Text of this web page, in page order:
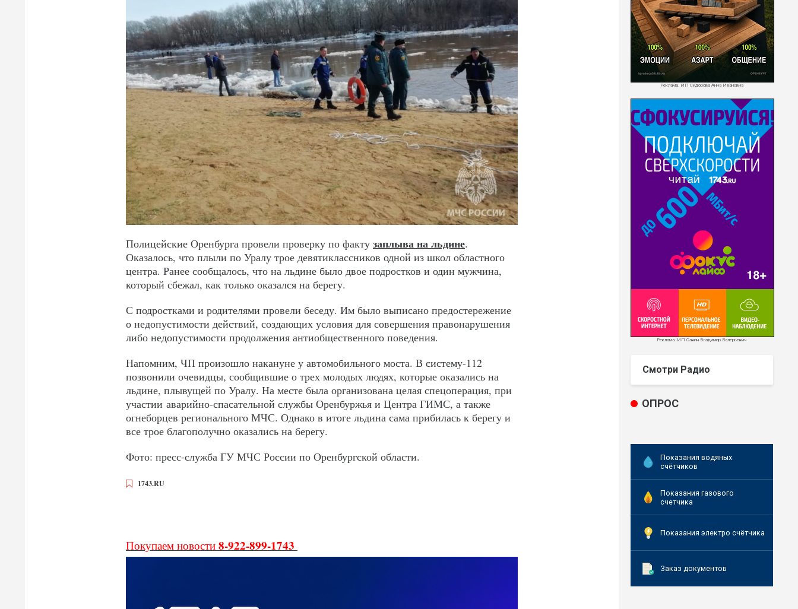
Полицейские Оренбурга провели проверку по факту заплыва на льдине.
Оказалось, что плыли по Уралу трое девятиклассников одной из школ областного
центра. Ранее сообщалось, что на льдине было двое подростков и один мужчина,
который сбежал, как только оказался на берегу.
С подростками и родителями провели беседу. Им было выписано предостережение
о недопустимости действий, создающих условия для совершения правонарушения
либо недопустимости продолжения антиобщественного поведения.
Напомним, ЧП произошло накануне у автомобильного моста. В систему-112
позвонили очевидцы, сообщившие о трех молодых людях, которые оказались на
льдине, плывущей по Уралу. На месте была организована целая спецоперация, при
участии аварийно-спасательной службы Оренбуржья и Центра ГИМС, а также
огнеборцев регионального МЧС. Однако в итоге льдина сама прибилась к берегу и
все трое благополучно оказались на берегу.
Фото: пресс-служба ГУ МЧС России по Оренбургской области.
1743.RU
Покупаем новости 8-922-899-1743
Реклама. ИП Сидорова Анна Ивановна
Реклама. ИП Савин Владимир Валерьевич
Смотри Радио
ОПРОС
Показания водяных
счётчиков
Показания газового
счетчика
Показания электро счётчика
Заказ документов